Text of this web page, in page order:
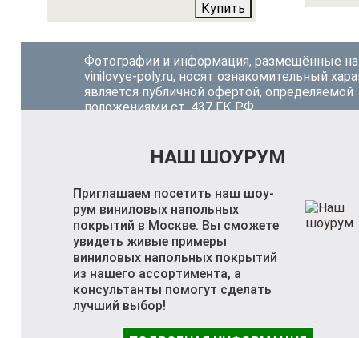
Купить
Фотографии и информация, размещённые на
vinilovye-poly.ru, носят ознакомительный
является публичной офертой, определяемой
положениями ст. 437 ГК РФ.
НАШ ШОУРУМ
Приглашаем посетить наш шоу-
рум виниловых напольных
покрытий в Москве. Вы сможете
увидеть живые примеры
виниловых напольных покрытий
из нашего ассортимента, а
консультанты помогут сделать
лучший выбор!